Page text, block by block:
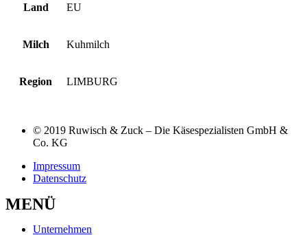
Land EU
Milch Kuhmilch
Region LIMBURG
© 2019 Ruwisch & Zuck – Die Käsespezialisten GmbH &
Co. KG
Impressum
Datenschutz
MENÜ
Unternehmen